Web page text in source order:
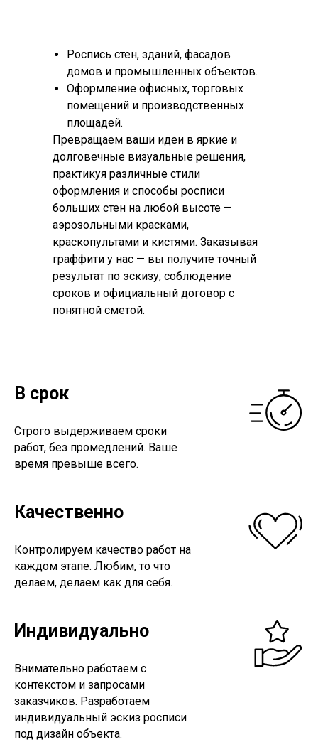
Роспись стен, зданий, фасадов
домов и промышленных объектов.
Оформление офисных, торговых
помещений и производственных
площадей.
Превращаем ваши идеи в яркие и
долговечные визуальные решения,
практикуя различные стили
оформления и способы росписи
больших стен на любой высоте —
аэрозольными красками,
краскопультами и кистями. Заказывая
граффити у нас — вы получите точный
результат по эскизу, соблюдение
сроков и официальный договор с
понятной сметой.
В срок
Строго выдерживаем сроки
работ, без промедлений. Ваше
время превыше всего.
Качественно
Контролируем качество работ на
каждом этапе. Любим, то что
делаем, делаем как для себя.
Индивидуально
Внимательно работаем с
контекстом и запросами
заказчиков. Разработаем
индивидуальный эскиз росписи
под дизайн объекта.